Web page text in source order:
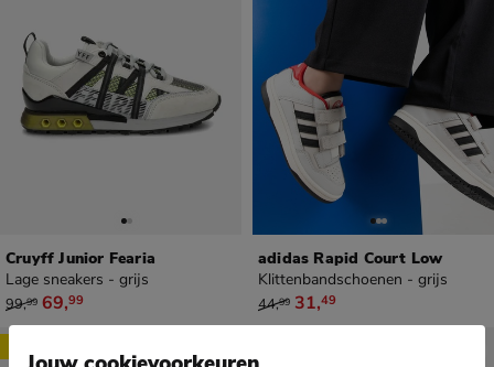
Cruyff Junior Fearia
Lage sneakers - grijs
van € 99,99 voor € 69,99
99,99 69,99
adidas Rapid Court Low
Klittenbandschoenen - grijs
van € 44,99 voor € 31,49
44,99 31,49